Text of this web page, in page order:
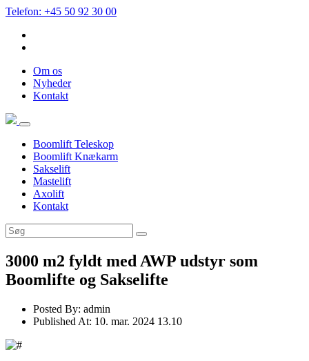
Telefon: +45 50 92 30 00
Om os
Nyheder
Kontakt
Boomlift Teleskop
Boomlift Knækarm
Sakselift
Mastelift
Axolift
Kontakt
3000 m2 fyldt med AWP udstyr som
Boomlifte og Sakselifte
Posted By: admin
Published At: 10. mar. 2024 13.10